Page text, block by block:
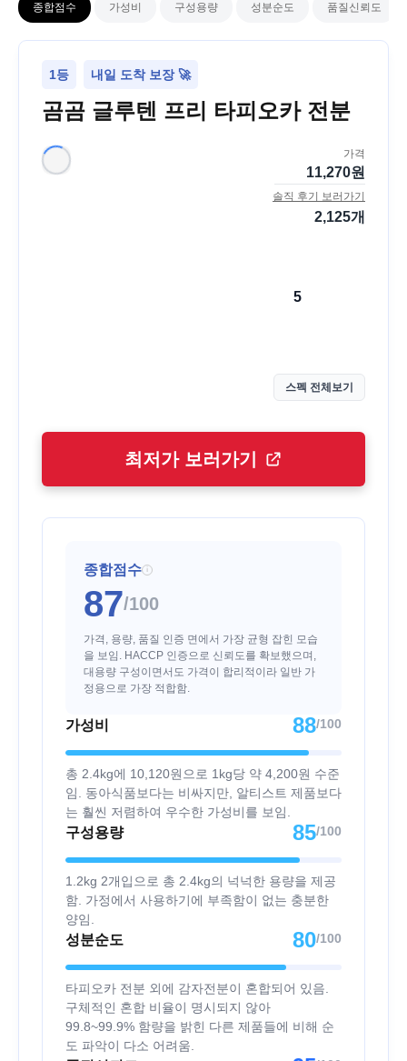
종합점수 가성비 구성용량 성분순도 품질신뢰도
1등 내일 도착 보장 🚀
곰곰 글루텐 프리 타피오카 전분
가격
11,270원
솔직 후기 보러가기
2,125개
5
스펙 전체보기
최저가 보러가기
종합점수 i
87/100
가격, 용량, 품질 인증 면에서 가장 균형 잡힌 모습
을 보임. HACCP 인증으로 신뢰도를 확보했으며,
대용량 구성이면서도 가격이 합리적이라 일반 가
정용으로 가장 적합함.
가성비 88/100
총 2.4kg에 10,120원으로 1kg당 약 4,200원 수준
임. 동아식품보다는 비싸지만, 알티스트 제품보다
는 훨씬 저렴하여 우수한 가성비를 보임.
구성용량 85/100
1.2kg 2개입으로 총 2.4kg의 넉넉한 용량을 제공
함. 가정에서 사용하기에 부족함이 없는 충분한
양임.
성분순도 80/100
타피오카 전분 외에 감자전분이 혼합되어 있음.
구체적인 혼합 비율이 명시되지 않아
99.8~99.9% 함량을 밝힌 다른 제품들에 비해 순
도 파악이 다소 어려움.